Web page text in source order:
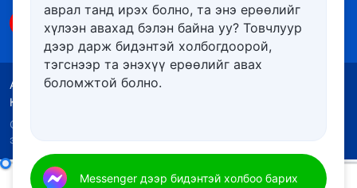
Ашиглалтын нөхцөлүүд
Нууцлалын бодлого
Кредит
Copyright © 2026
эрх хуулиар хамгаалагдсан.
аврал танд ирэх болно, та энэ ерѳѳлийг
хүлээн авахад бэлэн байна уу? Товчлуур
дээр дарж бидэнтэй холбогдоорой,
тэгснээр та энэхүү ерѳѳлийг авах
боломжтой болно.
Messenger дээр бидэнтэй холбоо барих
Бурханы өнөөдрийн ажлыг мэдэж байгаа хүмүүс л Бурханд үйлчилж чадна